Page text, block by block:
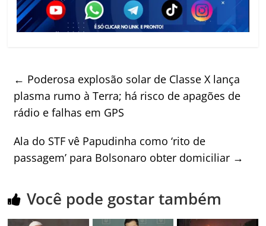
← Poderosa explosão solar de Classe X lança
plasma rumo à Terra; há risco de apagões de
rádio e falhas em GPS
Ala do STF vê Papudinha como ‘rito de
passagem’ para Bolsonaro obter domiciliar →
Você pode gostar também